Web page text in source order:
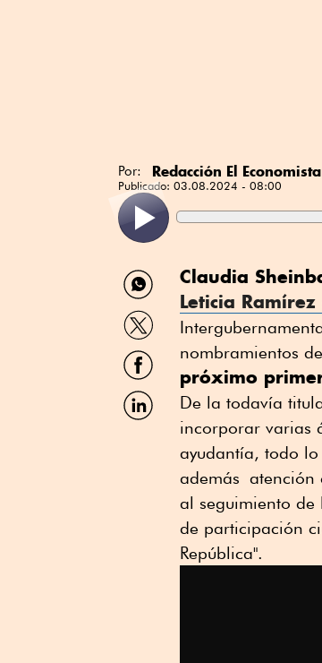
Por: Redacción El Economista
Publicado: 03.08.2024 - 08:00
Compartir
por
WhatsApp
Compartir
por
Twitter
Compartir
por
Facebook
Compartir
por
Claudia
Leticia Ramírez
nombramientos
próximo
De la todavía
incorporar varias
ayudantía, todo
además atención
al seguimiento de
de participación
República".